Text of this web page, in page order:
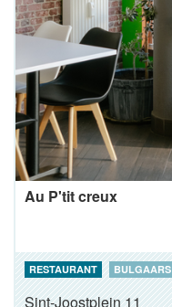
Au P'tit creux
RESTAURANT BULGAARS
Sint-Joostplein 11